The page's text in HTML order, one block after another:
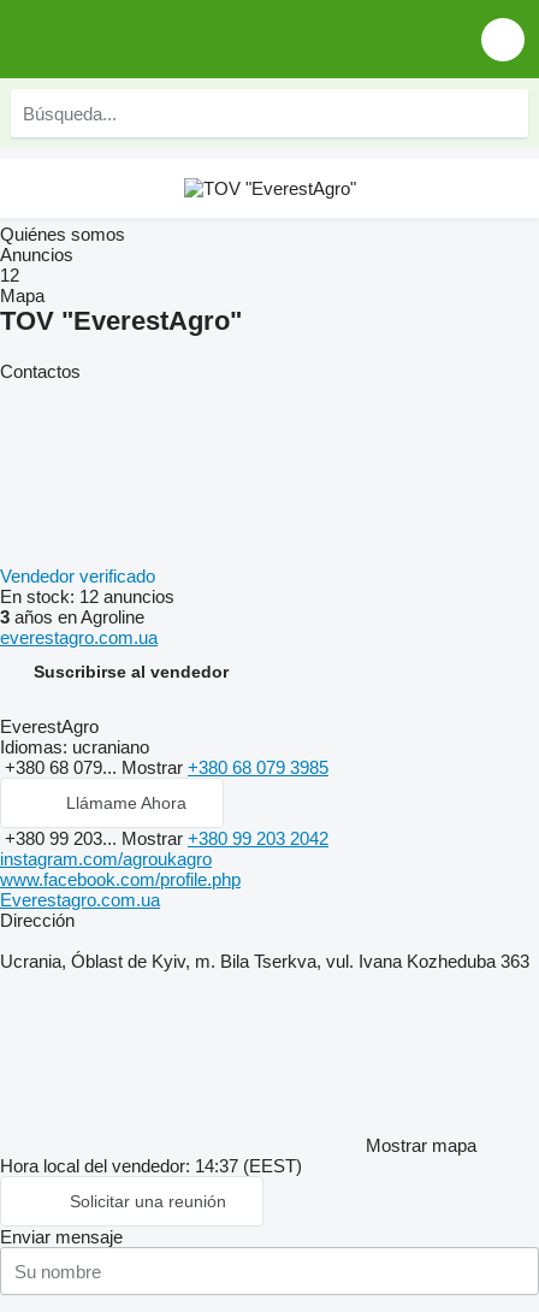
Quiénes somos
Anuncios
12
Mapa
TOV "EverestAgro"
Contactos
Vendedor verificado
En stock: 12 anuncios
3 años en Agroline
everestagro.com.ua
Suscribirse al vendedor
EverestAgro
Idiomas: ucraniano
+380 68 079... Mostrar +380 68 079 3985
Llámame Ahora
+380 99 203... Mostrar +380 99 203 2042
instagram.com/agroukagro
www.facebook.com/profile.php
Everestagro.com.ua
Dirección
Ucrania, Óblast de Kyiv, m. Bila Tserkva, vul. Ivana Kozheduba 363
Mostrar mapa
Hora local del vendedor: 14:37 (EEST)
Solicitar una reunión
Enviar mensaje